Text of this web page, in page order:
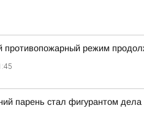
противопожарный режим
парень стал фигурантом